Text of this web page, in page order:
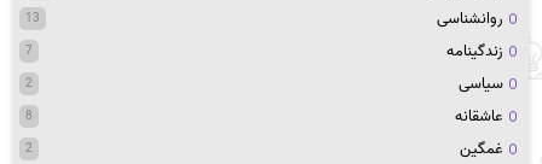
روانشناسی 13
زندگینامه 7
سیاسی 2
عاشقانه 8
غمگین 2